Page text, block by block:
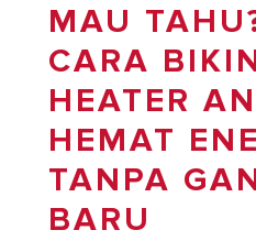
MAU
CARA
HEATER
HEMAT
TANPA
BARU